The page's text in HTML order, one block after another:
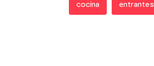
cocina entrantes